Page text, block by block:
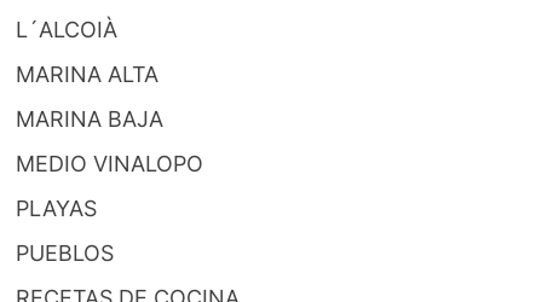
L´ALCOIÀ
MARINA ALTA
MARINA BAJA
MEDIO VINALOPO
PLAYAS
PUEBLOS